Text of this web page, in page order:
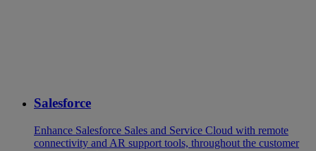
Salesforce
Enhance Salesforce Sales and Service Cloud with remote
connectivity and AR support tools, throughout the customer